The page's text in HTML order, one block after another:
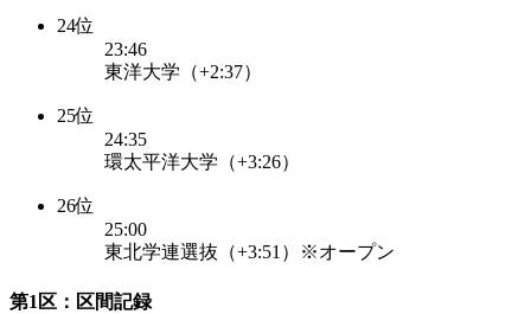
24位
23:46
東洋大学（+2:37）
25位
24:35
環太平洋大学（+3:26）
26位
25:00
東北学連選抜（+3:51）※オープン
第1区：区間記録